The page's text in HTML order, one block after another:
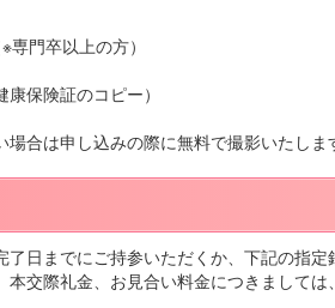
門卒以上の方）
保険証のコピー）
場合は申し込みの際に無料で撮影いたし
日までにご持参いただくか、下記の指定
本交際礼金、お見合い料金につきまして